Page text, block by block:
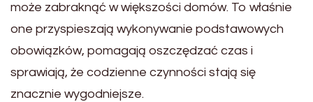
może zabraknąć w większości domów. To właśnie
one przyspieszają wykonywanie podstawowych
obowiązków, pomagają oszczędzać czas i
sprawiają, że codzienne czynności stają się
znacznie wygodniejsze.